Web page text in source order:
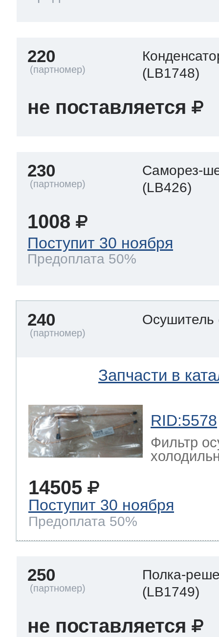
220
(LB1748)
не поставляется
230
Саморез-
(LB426)
1008
Поступит 30 ноября
Предоплата 50%
240 Осушитель
Запчасти в
RID:5578
Фильтр
14505
Поступит 30 ноября
Предоплата 50%
250
Полка-
(LB1749)
не поставляется